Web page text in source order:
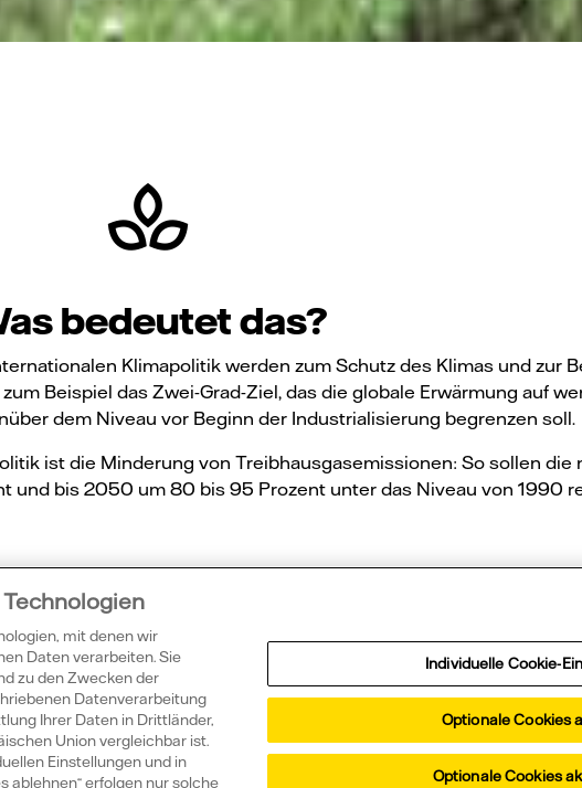
bedeutet das?
Klimapolitik werden zum Schutz des Klimas und zur
Beispiel das Zwei-Grad-Ziel, das die globale Erwärmung auf
dem Niveau vor Beginn der Industrialisierung begrenzen soll.
ist die Minderung von Treibhausgasemissionen: So sollen die
bis 2050 um 80 bis 95 Prozent unter das Niveau von 1990
Sie schon?
mit denen wir
Daten verarbeiten. Sie
zu den Zwecken der
Datenverarbeitung
Ihrer Daten in Drittländer,
Union vergleichbar ist.
Einstellungen und in
ablehnen“ erfolgen nur solche
Individuelle Cookie-
Optionale Cookies
Optionale Cookies